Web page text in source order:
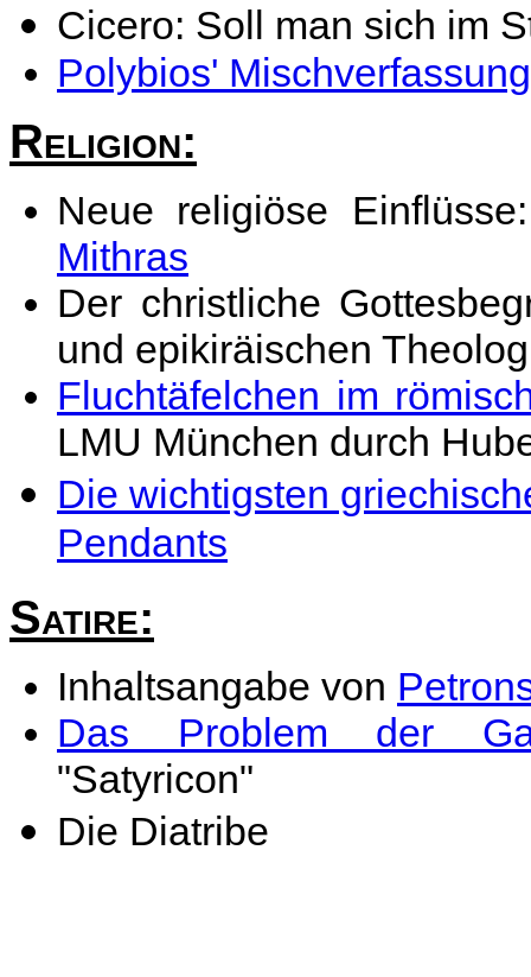
Cicero: Soll man sich im
Polybios' Mischverfassung
Religion:
Neue religiöse
Mithras
Der christliche
und epikiräischen
Fluchtäfelchen im
LMU München durch
Die wichtigsten
Pendants
Satire:
Inhaltsangabe von
Das Problem der
"Satyricon"
Die Diatribe